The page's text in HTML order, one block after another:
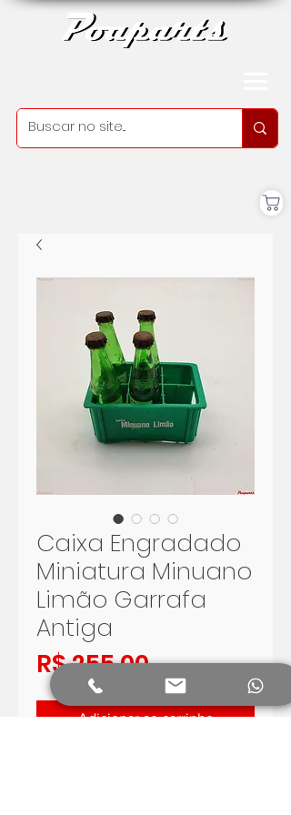
Caixa Engradado
Miniatura Minuano
Limão Garrafa
Antiga
R$ 255,00Preço
Adicionar ao carrinho